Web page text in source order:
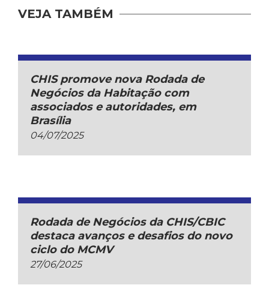
VEJA TAMBÉM
CHIS promove nova Rodada de
Negócios da Habitação com
associados e autoridades, em
Brasília
04/07/2025
Rodada de Negócios da CHIS/CBIC
destaca avanços e desafios do novo
ciclo do MCMV
27/06/2025